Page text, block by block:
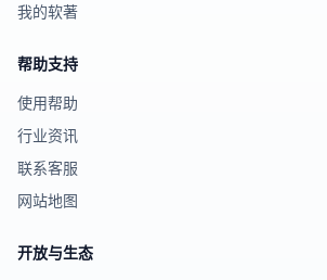
我的软著
帮助支持
使用帮助
行业资讯
联系客服
网站地图
开放与生态